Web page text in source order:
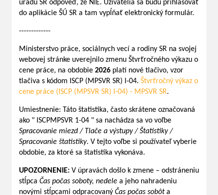
úradu SR odpoveď, že NIE. Užívatelia sa budú prihlasovať
do aplikácie ŠÚ SR a tam vypĺňať elektronický formulár.
-------------
Ministerstvo práce, sociálnych vecí a rodiny SR na svojej
webovej stránke uverejnilo zmenu Štvrťročného výkazu o
cene práce, na obdobie 2026 platí nové tlačivo, vzor
tlačiva s kódom ISCP (MPSVR SR) l-04. Štvrťročný výkaz o
cene práce (ISCP (MPSVR SR) l-04) - MPSVR SR.
Umiestnenie: Táto štatistika, často skrátene označovaná
ako " ISCPMPSVR 1-04 " sa nachádza sa vo voľbe
Spracovanie miezd / Tlače a výstupy / Štatistiky /
Spracovanie štatistiky. V tejto voľbe si používateľ vyberie
obdobie, za ktoré sa štatistika vykonáva.
UPOZORNENIE: V úpravách došlo k zmene – odstráneniu
stĺpca Čas počas soboty, nedele a jeho nahradeniu
novými stĺpcami odpracovaný Čas počas sobôta